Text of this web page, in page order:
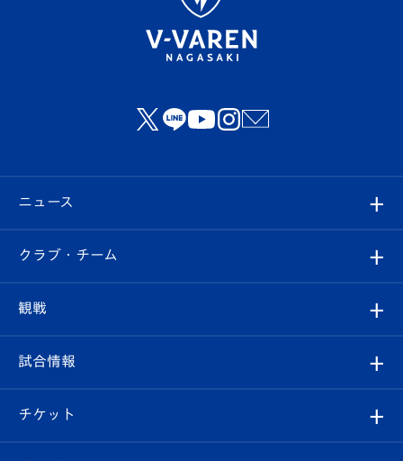
ニュース
すべて
クラブ
試合情報
クラブ・チーム
クラブ概要
エンブレム紹介
観戦
観戦ルール
はじめての観戦ガイド
試合情報
試合日程/結果
チケット